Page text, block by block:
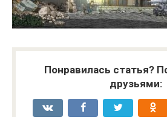
Понравилась статья?
друзьями: